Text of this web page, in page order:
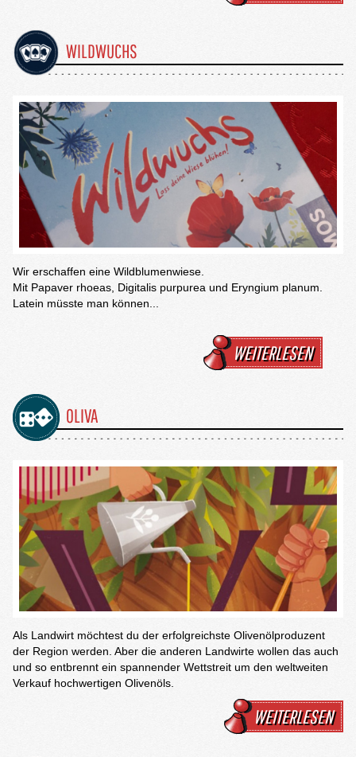
WILDWUCHS
Wir erschaffen eine Wildblumenwiese.
Mit Papaver rhoeas, Digitalis purpurea und Eryngium planum.
Latein müsste man können...
WEITERLESEN
OLIVA
Als Landwirt möchtest du der erfolgreichste Olivenölproduzent
der Region werden. Aber die anderen Landwirte wollen das auch
und so entbrennt ein spannender Wettstreit um den weltweiten
Verkauf hochwertigen Olivenöls.
WEITERLESEN